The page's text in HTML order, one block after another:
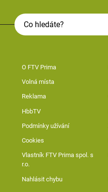
O FTV Prima
Volná místa
Reklama
HbbTV
Podmínky užívání
Cookies
Vlastník FTV Prima spol. s
r.o.
Nahlásit chybu